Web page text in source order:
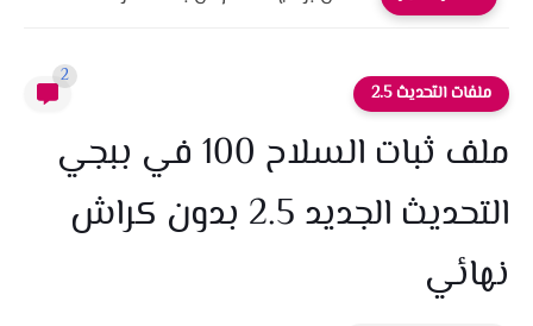
ملفات التحديث 2.5
2
ملف ثبات السلاح 100 في ببجي
التحديث الجديد 2.5 بدون كراش
نهائي